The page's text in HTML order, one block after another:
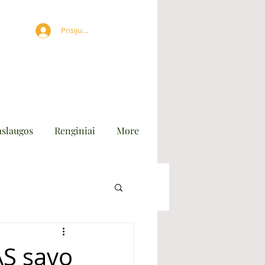
Prisijungti
Renginiai More
savo